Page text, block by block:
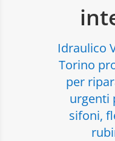
Idraulico
Torino
per
urgenti
sifoni,